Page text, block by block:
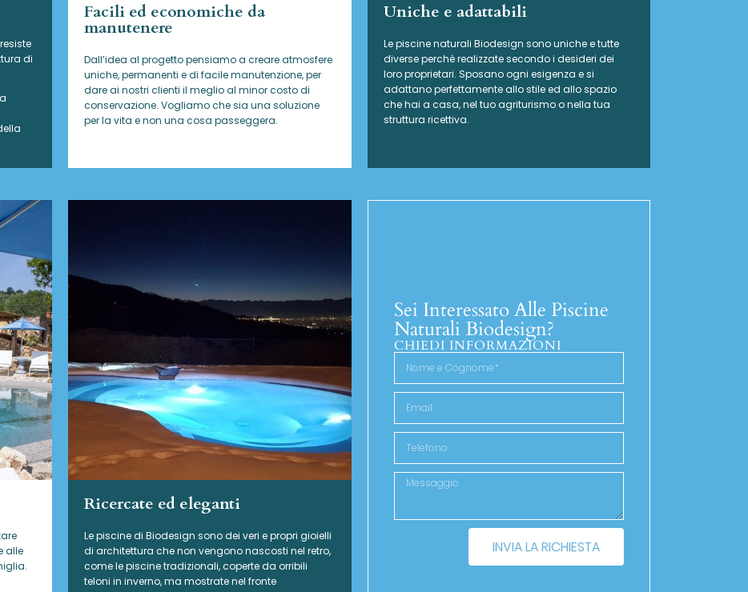
di
Facili ed economiche da
manutenere
Dall’idea al progetto pensiamo a creare atmosfere
uniche, permanenti e di facile manutenzione, per
dare ai nostri clienti il meglio al minor costo di
conservazione. Vogliamo che sia una soluzione
per la vita e non una cosa passeggera.
Uniche e adattabili
Le piscine naturali Biodesign sono uniche e tutte
diverse perchè realizzate secondo i desideri dei
loro proprietari. Sposano ogni esigenza e si
adattano perfettamente allo stile ed allo spazio
che hai a casa, nel tuo agriturismo o nella tua
struttura ricettiva.
alle
Ricercate ed eleganti
Le piscine di Biodesign sono dei veri e propri gioielli
di architettura che non vengono nascosti nel retro,
come le piscine tradizionali, coperte da orribili
teloni in inverno, ma mostrate nel fronte
Sei Interessato Alle Piscine
Naturali Biodesign?
CHIEDI INFORMAZIONI
INVIA LA RICHIESTA